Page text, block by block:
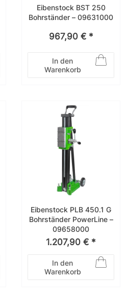
Eibenstock BST 250
Bohrständer – 09631000
967,90 € *
In den
Warenkorb
Eibenstock PLB 450.1 G
Bohrständer PowerLine –
09658000
1.207,90 € *
In den
Warenkorb